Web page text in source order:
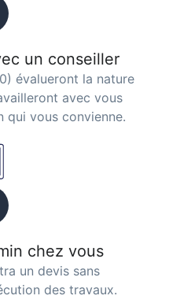
un conseiller
évalueront la nature
avec vous
qui vous convienne.
chez vous
un devis sans
des travaux.